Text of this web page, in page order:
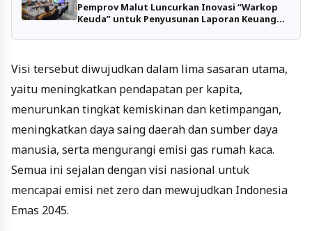
Pemprov Malut Luncurkan Inovasi “Warkop
Keuda” untuk Penyusunan Laporan Keuangan
Visi tersebut diwujudkan dalam lima sasaran utama,
yaitu meningkatkan pendapatan per kapita,
menurunkan tingkat kemiskinan dan ketimpangan,
meningkatkan daya saing daerah dan sumber daya
manusia, serta mengurangi emisi gas rumah kaca.
Semua ini sejalan dengan visi nasional untuk
mencapai emisi net zero dan mewujudkan Indonesia
Emas 2045.